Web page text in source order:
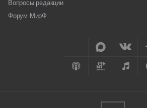
Вопросы редакции
Форум МирФ